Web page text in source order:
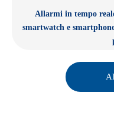
Allarmi in tempo
smartwatch e